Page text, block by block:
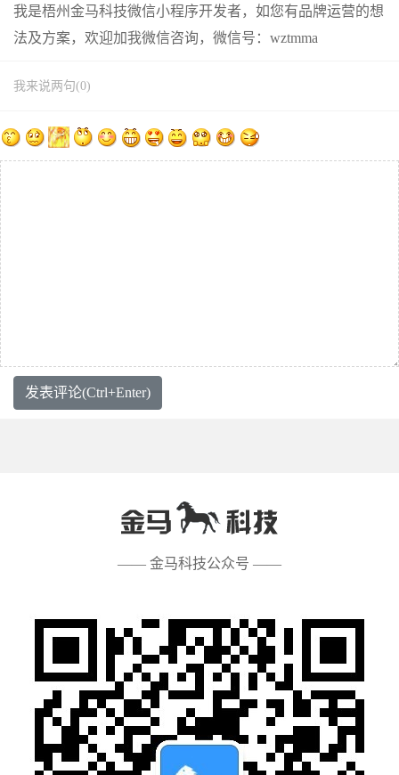
我是梧州金马科技微信小程序开发者，如您有品牌运营的想
法及方案，欢迎加我微信咨询，微信号：wztmma
我来说两句(0)
发表评论(Ctrl+Enter)
—— 金马科技公众号 ——